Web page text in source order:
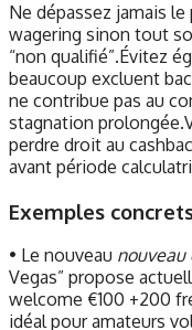
Ne dépassez jamais
wagering sinon tout
“non qualifié”.Évitez
beaucoup excluent
ne contribue pas au
stagnation
perdre droit au
avant période
Exemples
• Le nouveau nouveau
Vegas” propose
welcome €100 +200
idéal pour amateurs